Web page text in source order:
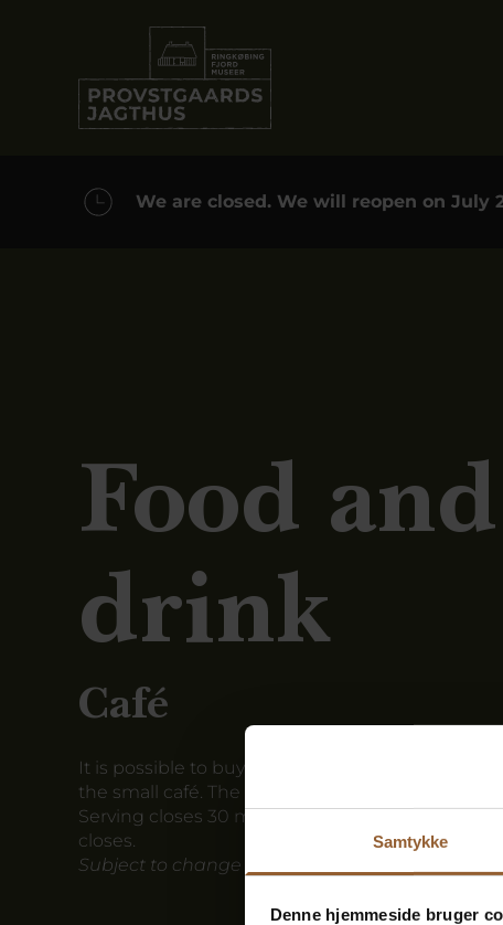
Samtykke
Denne hjemmeside bruger
We are closed. We will reopen on July
Food and
drink
Café
It is possible to buy coffee, cake, ice cream and
the small café. The café is open on all opening
Serving closes 30 minutes before Provstgaards
closes.
Subject to change without notice